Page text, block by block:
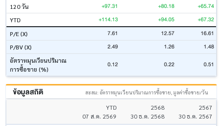
120 วัน +97.31 +80.18 +65.74
YTD +114.13 +94.05 +67.32
P/E (X) 7.61 12.57 16.61
P/BV (X) 2.49 1.26 1.48
อัตราหมุนเวียนปริมาณ
การซื้อขาย (%)
0.12 0.22 0.51
ข้อมูลสถิติ สะสม: อัตราหมุนเวียนปริมาณการซื้อขาย, มูลค่าซื้อขาย/วัน
YTD
07 ส.ค. 2569
2568
30 ธ.ค. 2568
2567
30 ธ.ค. 2567